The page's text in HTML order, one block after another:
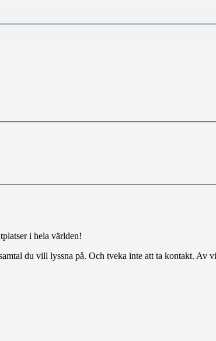
i hela världen!
du vill lyssna på. Och tveka inte att ta kontakt. Av